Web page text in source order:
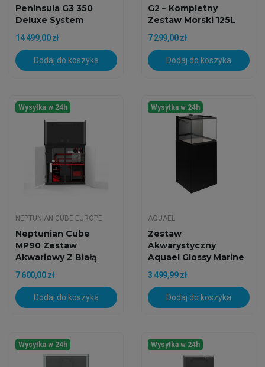
Peninsula G3 350
Deluxe System
Zestaw...
14 499,00 zł
Dodaj do koszyka
G2 – Kompletny
Zestaw Morski 125L
Z...
7 299,00 zł
Dodaj do koszyka
Wysyłka w 24h
NEPTUNIAN CUBE EUROPE
Neptunian Cube
MP90 Zestaw
Akwariowy Z Białą
Szafką
7 600,00 zł
Dodaj do koszyka
Wysyłka w 24h
AQUAEL
Zestaw
Akwarystyczny
Aquael Glossy Marine
60
3 499,99 zł
Dodaj do koszyka
Wysyłka w 24h Wysyłka w 24h